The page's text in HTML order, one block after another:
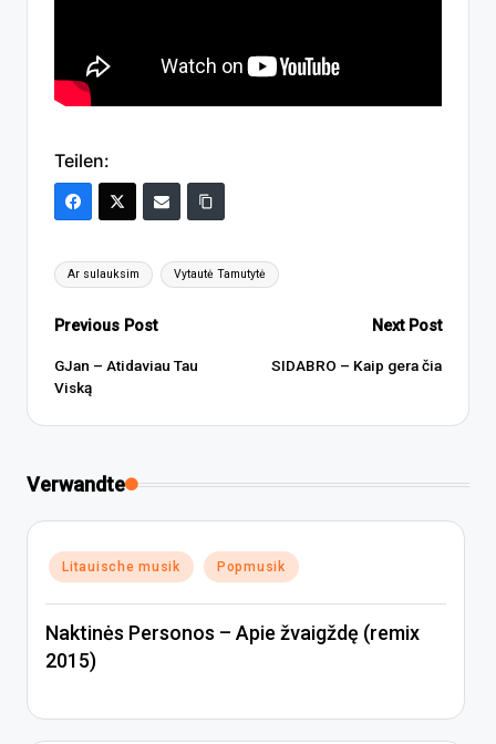
Teilen:
Tags:
Ar sulauksim Vytautė Tamutytė
Post
navigation
Previous Post
GJan – Atidaviau Tau
Viską
Next Post
SIDABRO – Kaip gera čia
Verwandte
Posted
in
Litauische musik Popmusik
Naktinės Personos – Apie žvaigždę (remix
2015)